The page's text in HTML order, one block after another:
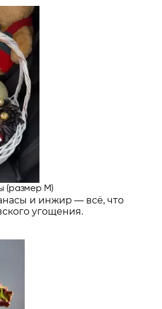
(размер M)
и инжир — всё, что
угощения.